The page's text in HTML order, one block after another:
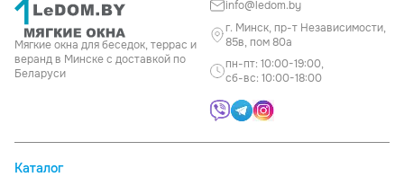
Мягкие окна для беседок, террас и
веранд в Минске с доставкой по
Беларуси
info@ledom.by
г. Минск, пр-т Независимости,
85в, пом 80а
пн-пт: 10:00-19:00,
сб-вс: 10:00-18:00
Каталог